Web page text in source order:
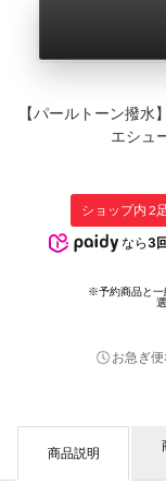
【パールトーン撥水
エシュ
ショップ内 2
なら 3
お急ぎ便
商品説明